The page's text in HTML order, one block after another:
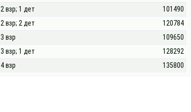
2 взр; 1 дет
101490
2 взр; 2 дет
120784
3 взр
109650
3 взр; 1 дет
128292
4 взр
135800